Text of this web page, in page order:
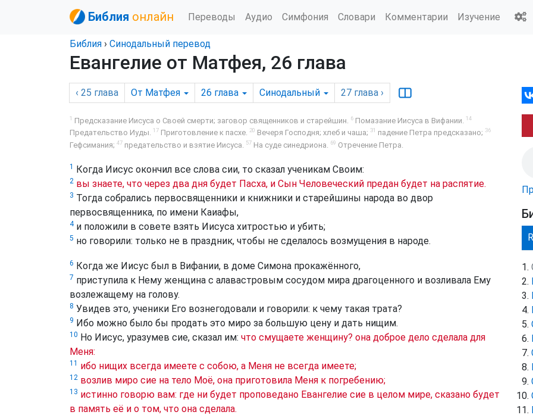
Библия онлайн Переводы Аудио Симфония Словари Комментарии Изучение
Библия › Синодальный перевод
Евангелие от Матфея, 26 глава
‹ 25 глава От Матфея 26 глава Синодальный 27 глава ›
1 Предсказание Иисуса о Своей смерти; заговор священников и старейшин. 6 Помазание Иисуса в Вифании. 14
Предательство Иуды. 17 Приготовление к пасхе. 20 Вечеря Господня; хлеб и чаша; 31 падение Петра предсказано; 36
Гефсимания; 47 предательство и взятие Иисуса. 57 На суде синедриона. 69 Отречение Петра.
1 Когда Иисус окончил все слова сии, то сказал ученикам Своим:
2 вы знаете, что через два дня будет Пасха, и Сын Человеческий предан будет на распятие.
3 Тогда собрались первосвященники и книжники и старейшины народа во двор
первосвященника, по имени Каиафы,
4и положили в совете взять Иисуса хитростью и убить;
5 но говорили: только не в праздник, чтобы не сделалось возмущения в народе.
6 Когда же Иисус был в Вифании, в доме Симона прокажённого,
7 приступила к Нему женщина с алавастровым сосудом мира драгоценного и возливала Ему
возлежащему на голову.
8 Увидев это, ученики Его вознегодовали и говорили: к чему такая трата?
9 Ибо можно было бы продать это миро за большую цену и дать нищим.
10 Но Иисус, уразумев сие, сказал им: что смущаете женщину? она доброе дело сделала для
Меня:
11 ибо нищих всегда имеете с собою, а Меня не всегда имеете;
12 возлив миро сие на тело Моё, она приготовила Меня к погребению;
13 истинно говорю вам: где ни будет проповедано Евангелие сие в целом мире, сказано будет
в память её и о том, что она сделала.